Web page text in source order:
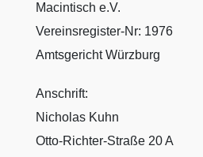
Macintisch e.V.
Vereinsregister-Nr: 1976
Amtsgericht Würzburg
Anschrift:
Nicholas Kuhn
Otto-Richter-Straße 20 A